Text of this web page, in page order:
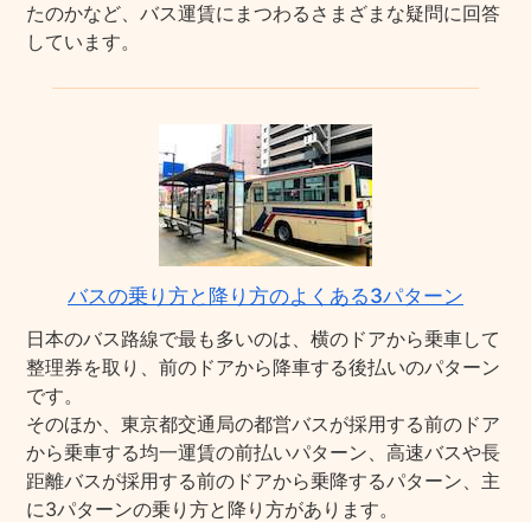
たのかなど、バス運賃にまつわるさまざまな疑問に回答
しています。
バスの乗り方と降り方のよくある3パターン
日本のバス路線で最も多いのは、横のドアから乗車して
整理券を取り、前のドアから降車する後払いのパターン
です。
そのほか、東京都交通局の都営バスが採用する前のドア
から乗車する均一運賃の前払いパターン、高速バスや長
距離バスが採用する前のドアから乗降するパターン、主
に3パターンの乗り方と降り方があります。